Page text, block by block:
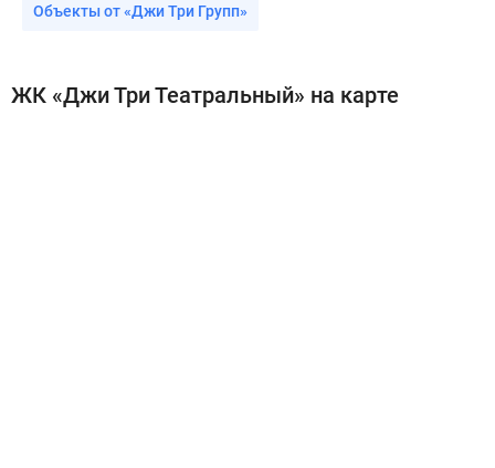
Объекты от «Джи Три Групп»
ЖК «Джи Три Театральный» на карте